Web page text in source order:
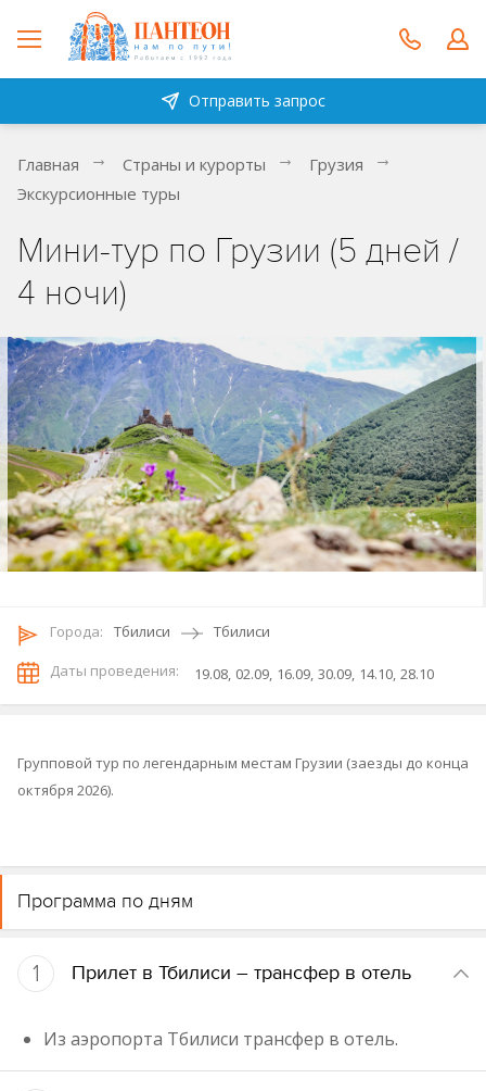
Отправить запрос
Главная Страны и курорты
Грузия
Экскурсионные туры
Мини-тур по Грузии (5 дней /
4 ночи)
Городa: Тбилиси
Тбилиси
Даты проведения:
19.08 02.09 16.09 30.09 14.10 28.10
Групповой тур по легендарным местам Грузии (заезды до конца
октября 2026).
Программа по дням
1 Прилет в Тбилиси – трансфер в отель
Из аэропорта Тбилиси трансфер в отель.